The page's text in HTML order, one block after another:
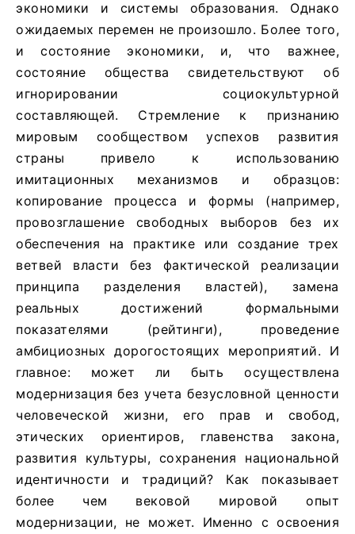
экономики и системы образования. Однако
ожидаемых перемен не произошло. Более того,
и состояние экономики, и, что важнее,
состояние общества свидетельствуют об
игнорировании социокультурной
составляющей. Стремление к признанию
мировым сообществом успехов развития
страны привело к использованию
имитационных механизмов и образцов:
копирование процесса и формы (например,
провозглашение свободных выборов без их
обеспечения на практике или создание трех
ветвей власти без фактической реализации
принципа разделения властей), замена
реальных достижений формальными
показателями (рейтинги), проведение
амбициозных дорогостоящих мероприятий. И
главное: может ли быть осуществлена
модернизация без учета безусловной ценности
человеческой жизни, его прав и свобод,
этических ориентиров, главенства закона,
развития культуры, сохранения национальной
идентичности и традиций? Как показывает
более чем вековой мировой опыт
модернизации, не может. Именно с освоения